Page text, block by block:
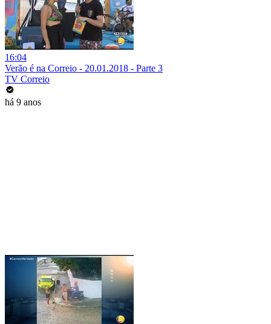
16:04
Verão é na Correio - 20.01.2018 - Parte 3
TV Correio
há 9 anos